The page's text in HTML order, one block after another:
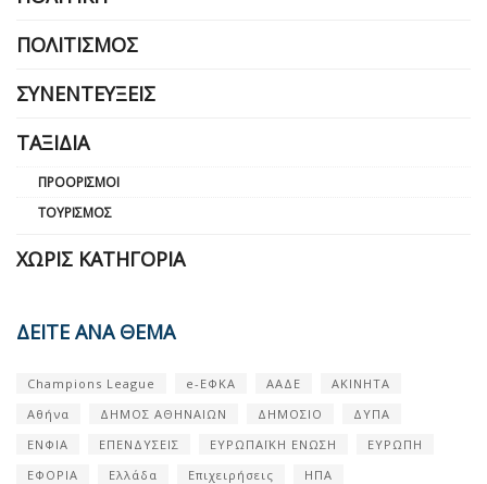
ΠΟΛΙΤΙΣΜΌΣ
ΣΥΝΕΝΤΕΎΞΕΙΣ
ΤΑΞΊΔΙΑ
ΠΡΟΟΡΙΣΜΟΊ
ΤΟΥΡΙΣΜΌΣ
ΧΩΡΊΣ ΚΑΤΗΓΟΡΊΑ
ΔΕΙΤΕ ΑΝΑ ΘΕΜΑ
Champions League e-ΕΦΚΑ ΑΑΔΕ
ΑΚΙΝΗΤΑ
Αθήνα
ΔΗΜΟΣ ΑΘΗΝΑΙΩΝ ΔΗΜΟΣΙΟ
ΔΥΠΑ
ΕΝΦΙΑ
ΕΠΕΝΔΥΣΕΙΣ ΕΥΡΩΠΑΪΚΗ ΕΝΩΣΗ
ΕΥΡΩΠΗ
ΕΦΟΡΙΑ
Ελλάδα Επιχειρήσεις
ΗΠΑ